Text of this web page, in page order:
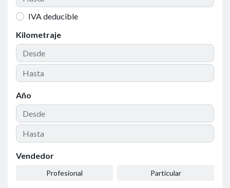
IVA deducible
Kilometraje
Año
Vendedor
Profesional Particular